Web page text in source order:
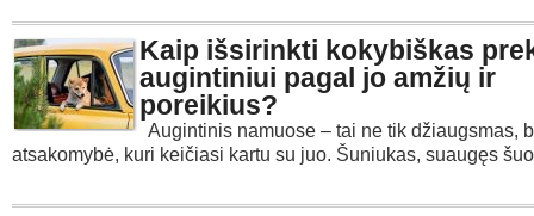
Kaip išsirinkti kokybiškas
augintiniui pagal jo amžių ir
poreikius?
Augintinis namuose – tai ne tik džiaugsmas,
atsakomybė, kuri keičiasi kartu su juo. Šuniukas, suaugęs šuo